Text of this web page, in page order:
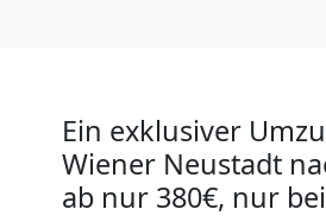
Ein exklusiver
Wiener Neustadt
ab nur 380€, nur